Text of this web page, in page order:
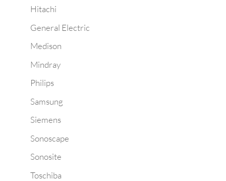
Hitachi
General Electric
Medison
Mindray
Philips
Samsung
Siemens
Sonoscape
Sonosite
Toschiba